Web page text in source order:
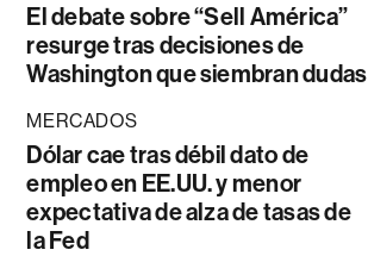
El debate sobre “Sell América”
resurge tras decisiones de
Washington que siembran dudas
MERCADOS
Dólar cae tras débil dato de
empleo en EE.UU. y menor
expectativa de alza de tasas de
la Fed